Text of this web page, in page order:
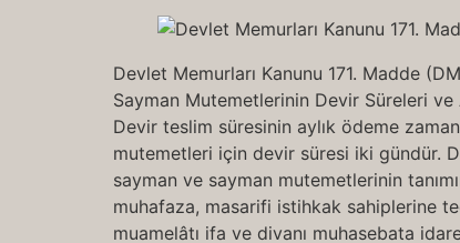
Devlet Memurları Kanunu 171. Madde
Sayman Mutemetlerinin Devir Süreleri ve
Devir teslim süresinin aylık ödeme
mutemetleri için devir süresi iki gündür.
sayman ve sayman mutemetlerinin
muhafaza, masarifi istihkak sahiplerine
muamelâtı ifa ve divanı muhasebata